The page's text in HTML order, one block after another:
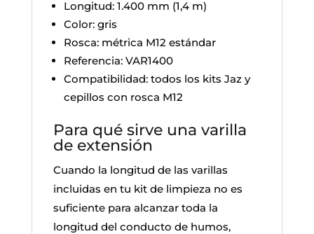
Longitud: 1.400 mm (1,4 m)
Color: gris
Rosca: métrica M12 estándar
Referencia: VAR1400
Compatibilidad: todos los kits Jaz y
cepillos con rosca M12
Para qué sirve una varilla
de extensión
Cuando la longitud de las varillas
incluidas en tu kit de limpieza no es
suficiente para alcanzar toda la
longitud del conducto de humos,